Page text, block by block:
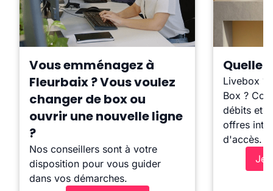
Vous emménagez à
Fleurbaix ? Vous voulez
changer de box ou
ouvrir une nouvelle ligne
?
Nos conseillers sont à votre
disposition pour vous guider
dans vos démarches.
Quelle
Livebox ?
Box ?
débits et
offres
d'accès.
Je